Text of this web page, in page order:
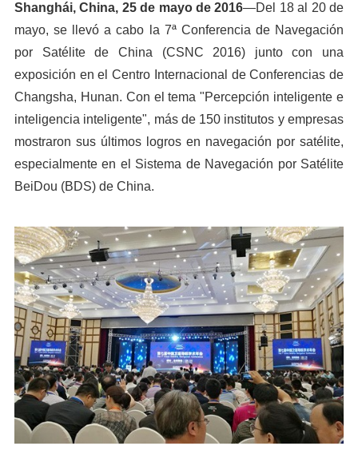
Shanghái, China, 25 de mayo de 2016—Del 18 al 20 de
mayo, se llevó a cabo la 7ª Conferencia de Navegación
por Satélite de China (CSNC 2016) junto con una
exposición en el Centro Internacional de Conferencias de
Changsha, Hunan. Con el tema "Percepción inteligente e
inteligencia inteligente", más de 150 institutos y empresas
mostraron sus últimos logros en navegación por satélite,
especialmente en el Sistema de Navegación por Satélite
BeiDou (BDS) de China.